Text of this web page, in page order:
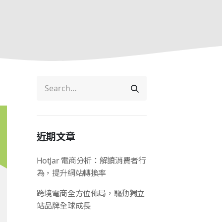
近期文章
HotJar 電商分析：解讀消費者行
為，提升網站轉換率
跨境電商全方位佈局，驅動獨立
站品牌全球成長